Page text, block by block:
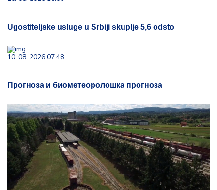
Ugostiteljske usluge u Srbiji skuplje 5,6 odsto
10. 08. 2026 07:48
Прогноза и биометеоролошка прогноза